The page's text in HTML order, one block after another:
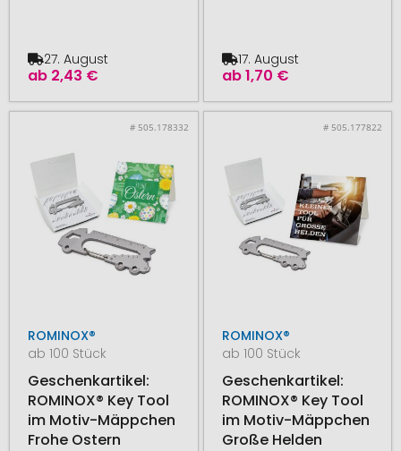
ab 2,43 €
27. August
ab1,70 €
17. August
# 505.178332
ROMINOX®
ab 100 Stück
Geschenkartikel:
ROMINOX® Key Tool
im Motiv-Mäppchen
Frohe Ostern
# 505.177822
ROMINOX®
ab 100 Stück
Geschenkartikel:
ROMINOX® Key Tool
im Motiv-Mäppchen
Große Helden